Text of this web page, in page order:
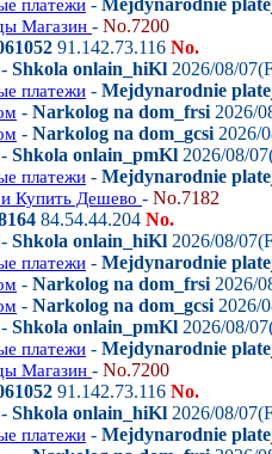
платежи - Mejdynarodnie
Магазин - No.7200
91.142.73.116 No.
- Shkola onlain_hiKl 2026/08/
платежи - Mejdynarodnie
- Narkolog na dom_frsi 2026/
- Narkolog na dom_gcsi 2026/
- Shkola onlain_pmKl 2026/08/
платежи - Mejdynarodnie
Купить Дешево - No.7182
84.54.44.204 No.
- Shkola onlain_hiKl 2026/08/
платежи - Mejdynarodnie
- Narkolog na dom_frsi 2026/
- Narkolog na dom_gcsi 2026/
- Shkola onlain_pmKl 2026/08/
платежи - Mejdynarodnie
Магазин - No.7200
91.142.73.116 No.
- Shkola onlain_hiKl 2026/08/
платежи - Mejdynarodnie